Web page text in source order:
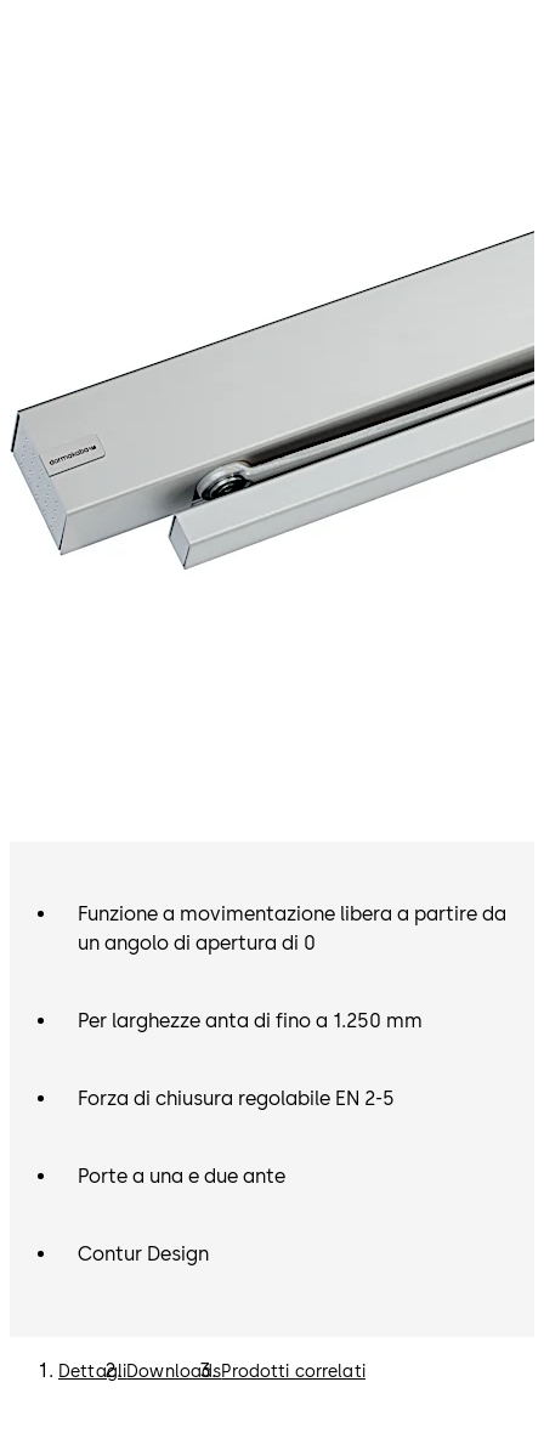
Funzione a movimentazione libera a partire da
un angolo di apertura di 0
Per larghezze anta di fino a 1.250 mm
Forza di chiusura regolabile EN 2-5
Porte a una e due ante
Contur Design
DettagliDownloadsProdotti correlati